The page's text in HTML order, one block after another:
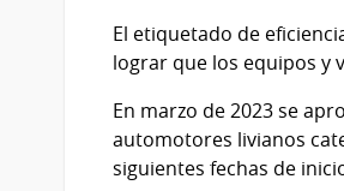
El etiquetado de
lograr que los equipos y
En marzo de 2023 se
automotores livianos
siguientes fechas de